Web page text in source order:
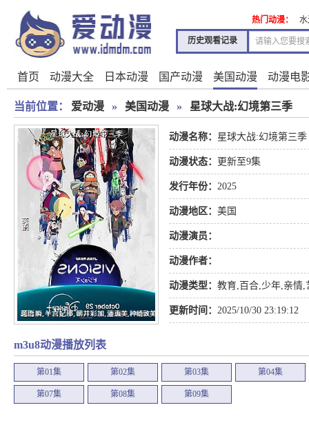
历史观看记录
热门动漫：
首页 动漫大全 日本动漫 国产动漫 美国动漫 动漫电
当前位置： 爱动漫 » 美国动漫 » 星球大战:幻境第三季
动漫名称： 星球大战:幻境第三季
动漫状态： 更新至9集
发行年份： 2025
动漫地区： 美国
动漫演员：
动漫作者：
动漫类型： 教育, 百合,少年,亲情,
更新时间： 2025/10/30 23:19:12
m3u8动漫播放列表
第01集 第02集 第03集 第04集
第07集 第08集 第09集